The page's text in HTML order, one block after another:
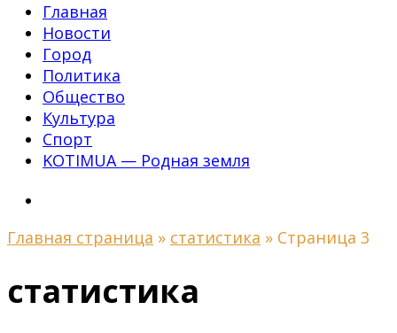
Главная
Новости
Город
Политика
Общество
Культура
Спорт
KOTIMUA — Родная земля
Главная страница » статистика » Страница 3
статистика